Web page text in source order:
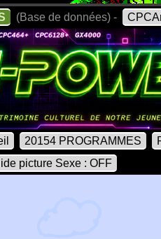
(Base de données) -
20154 PROGRAMMES
picture Sexe : OFF